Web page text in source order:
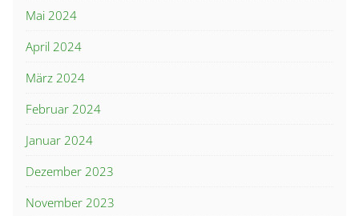
Mai 2024
April 2024
März 2024
Februar 2024
Januar 2024
Dezember 2023
November 2023